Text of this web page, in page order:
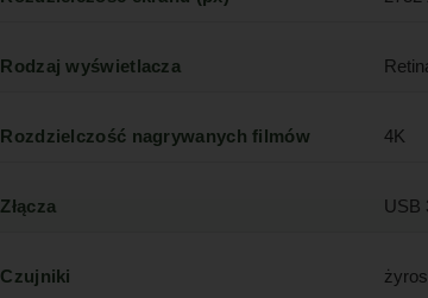
Rodzaj wyświetlacza
Rozdzielczość nagrywanych filmów 4K
Złącza USB
Czujniki